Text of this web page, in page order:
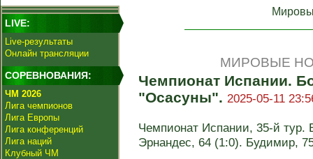
LIVE:
Live-результаты
Онлайн трансляции
СОРЕВНОВАНИЯ:
ЧМ 2026
Лига чемпионов
Лига Европы
Лига конференций
Лига наций
Клубный ЧМ
МИРОВЫЕ
Чемпионат Испании.
"Осасуны". 2025-05-11
Чемпионат Испании, 35-й тур.
Эрнандес, 64 (1:0). Будимир,